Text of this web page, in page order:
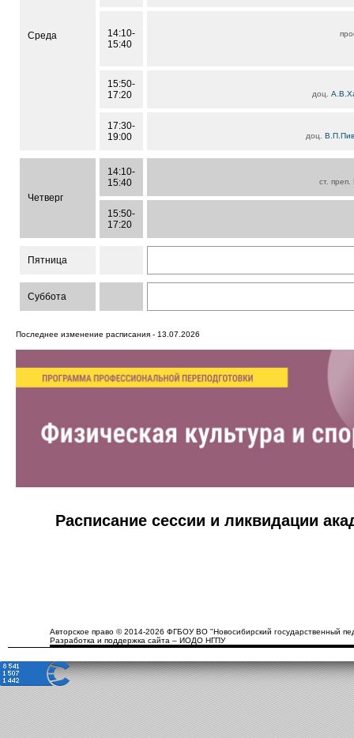
Среда
14:10-
15:40
15:50-
17:20
доц.
17:30-
19:00
доц.
Четверг
14:10-
15:40
ст. преп.
15:50-
17:20
Пятница
Суббота
Последнее изменение расписания - 13.07.2026
Расписание сессии и ликвидации
Авторское право © 2014-2026 ФГБОУ ВО "Новосибирский государственный
Разработка и поддержка сайта – ИОДО НГПУ